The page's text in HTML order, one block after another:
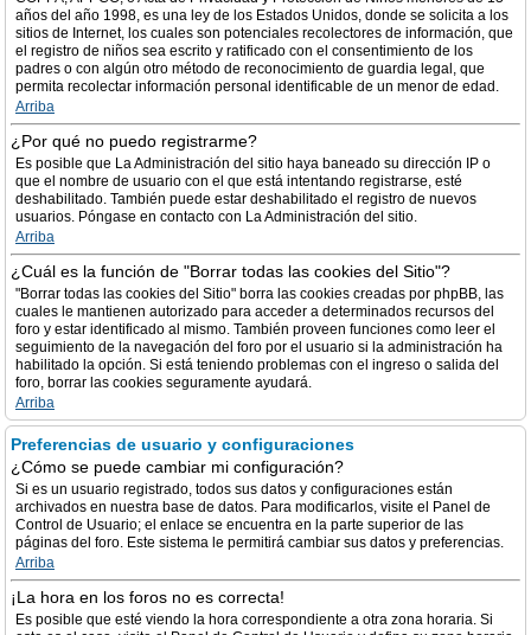
años del año 1998, es una ley de los Estados Unidos, donde se solicita a los
sitios de Internet, los cuales son potenciales recolectores de información, que
el registro de niños sea escrito y ratificado con el consentimiento de los
padres o con algún otro método de reconocimiento de guardia legal, que
permita recolectar información personal identificable de un menor de edad.
Arriba
¿Por qué no puedo registrarme?
Es posible que La Administración del sitio haya baneado su dirección IP o
que el nombre de usuario con el que está intentando registrarse, esté
deshabilitado. También puede estar deshabilitado el registro de nuevos
usuarios. Póngase en contacto con La Administración del sitio.
Arriba
¿Cuál es la función de "Borrar todas las cookies del Sitio"?
"Borrar todas las cookies del Sitio" borra las cookies creadas por phpBB, las
cuales le mantienen autorizado para acceder a determinados recursos del
foro y estar identificado al mismo. También proveen funciones como leer el
seguimiento de la navegación del foro por el usuario si la administración ha
habilitado la opción. Si está teniendo problemas con el ingreso o salida del
foro, borrar las cookies seguramente ayudará.
Arriba
Preferencias de usuario y configuraciones
¿Cómo se puede cambiar mi configuración?
Si es un usuario registrado, todos sus datos y configuraciones están
archivados en nuestra base de datos. Para modificarlos, visite el Panel de
Control de Usuario; el enlace se encuentra en la parte superior de las
páginas del foro. Este sistema le permitirá cambiar sus datos y preferencias.
Arriba
¡La hora en los foros no es correcta!
Es posible que esté viendo la hora correspondiente a otra zona horaria. Si